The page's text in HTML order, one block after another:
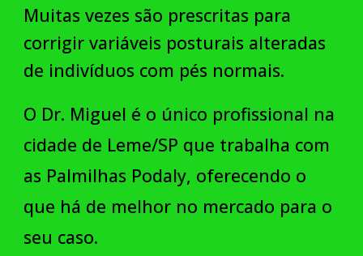
Muitas vezes são prescritas para
corrigir variáveis posturais alteradas
de indivíduos com pés normais.
O Dr. Miguel é o único profissional na
cidade de Leme/SP que trabalha com
as Palmilhas Podaly, oferecendo o
que há de melhor no mercado para o
seu caso.